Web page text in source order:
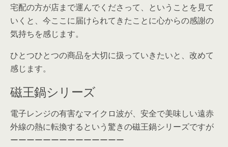
宅配の方が店まで運んでくださって、ということを見て
いくと、今ここに届けられてきたことに心からの感謝の
気持ちを感じます。
ひとつひとつの商品を大切に扱っていきたいと、改めて
感じます。
磁王鍋シリーズ
電子レンジの有害なマイクロ波が、安全で美味しい遠赤
外線の熱に転換するという驚きの磁王鍋シリーズですが
ーーーーーーーーーーーーーー